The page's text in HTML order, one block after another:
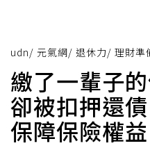
udn/ 元氣網/ 退休力/ 理財準
繳了一輩子
卻被扣押還
保障保險權益